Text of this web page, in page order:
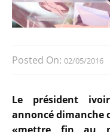
Posted On: 02/05/2016
Le président
annoncé dimanche